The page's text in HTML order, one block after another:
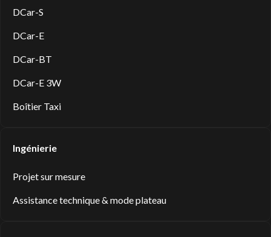
DCar-S
DCar-E
DCar-BT
DCar-E 3W
Boîtier Taxi
Ingénierie
Projet sur mesure
Assistance technique & mode plateau